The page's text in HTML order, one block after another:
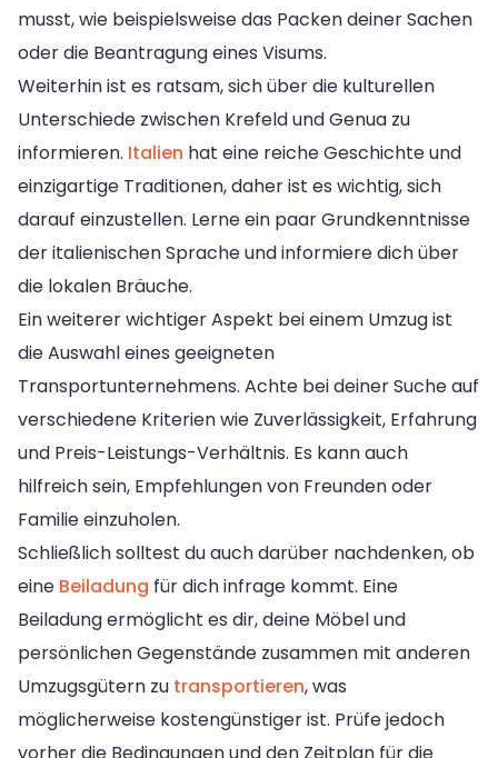
musst, wie beispielsweise das Packen deiner Sachen
oder die Beantragung eines Visums.
Weiterhin ist es ratsam, sich über die kulturellen
Unterschiede zwischen Krefeld und Genua zu
informieren. Italien hat eine reiche Geschichte und
einzigartige Traditionen, daher ist es wichtig, sich
darauf einzustellen. Lerne ein paar Grundkenntnisse
der italienischen Sprache und informiere dich über
die lokalen Bräuche.
Ein weiterer wichtiger Aspekt bei einem Umzug ist
die Auswahl eines geeigneten
Transportunternehmens. Achte bei deiner Suche auf
verschiedene Kriterien wie Zuverlässigkeit, Erfahrung
und Preis-Leistungs-Verhältnis. Es kann auch
hilfreich sein, Empfehlungen von Freunden oder
Familie einzuholen.
Schließlich solltest du auch darüber nachdenken, ob
eine Beiladung für dich infrage kommt. Eine
Beiladung ermöglicht es dir, deine Möbel und
persönlichen Gegenstände zusammen mit anderen
Umzugsgütern zu transportieren, was
möglicherweise kostengünstiger ist. Prüfe jedoch
vorher die Bedingungen und den Zeitplan für die